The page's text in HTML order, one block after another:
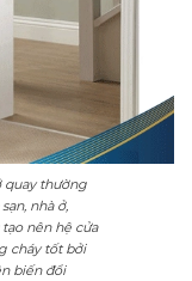
quay thường
nhà ở,
nên hệ cửa
cháy tốt bởi
biến đổi